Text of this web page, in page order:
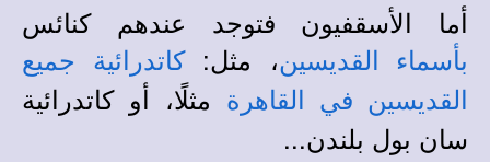
أما الأسقفيون فتوجد عندهم كنائس
بأسماء القديسين، مثل:كاتدرائية جميع
القديسين في القاهرة
مثلًا، أو كاتدرائية
سان بول بلندن...